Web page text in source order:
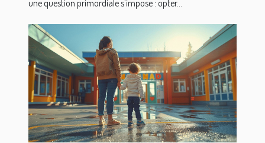
une question primordiale s'impose : opter...